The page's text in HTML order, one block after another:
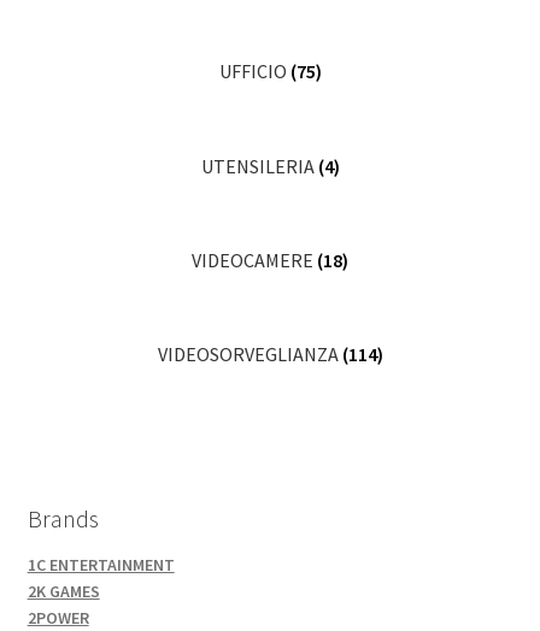
UFFICIO (75)
UTENSILERIA (4)
VIDEOCAMERE (18)
VIDEOSORVEGLIANZA (114)
Brands
1C ENTERTAINMENT
2K GAMES
2POWER